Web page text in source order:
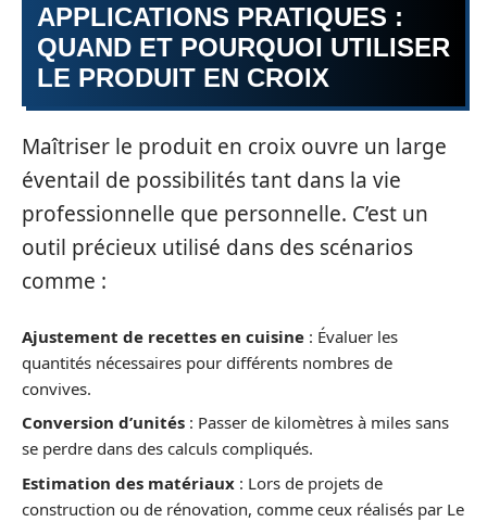
APPLICATIONS PRATIQUES :
QUAND ET POURQUOI UTILISER
LE PRODUIT EN CROIX
Maîtriser le produit en croix ouvre un large
éventail de possibilités tant dans la vie
professionnelle que personnelle. C’est un
outil précieux utilisé dans des scénarios
comme :
Ajustement de recettes en cuisine : Évaluer les
quantités nécessaires pour différents nombres de
convives.
Conversion d’unités : Passer de kilomètres à miles sans
se perdre dans des calculs compliqués.
Estimation des matériaux : Lors de projets de
construction ou de rénovation, comme ceux réalisés par Le